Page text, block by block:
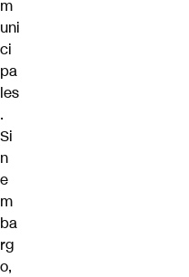
m
uni
ci
pa
les
.
Si
n
e
m
ba
rg
o,